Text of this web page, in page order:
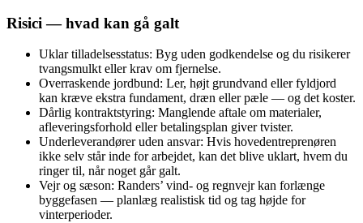
Risici — hvad kan gå galt
Uklar tilladelsesstatus: Byg uden godkendelse og du risikerer
tvangsmulkt eller krav om fjernelse.
Overraskende jordbund: Ler, højt grundvand eller fyldjord
kan kræve ekstra fundament, dræn eller pæle — og det koster.
Dårlig kontraktstyring: Manglende aftale om materialer,
afleveringsforhold eller betalingsplan giver tvister.
Underleverandører uden ansvar: Hvis hovedentreprenøren
ikke selv står inde for arbejdet, kan det blive uklart, hvem du
ringer til, når noget går galt.
Vejr og sæson: Randers’ vind- og regnvejr kan forlænge
byggefasen — planlæg realistisk tid og tag højde for
vinterperioder.